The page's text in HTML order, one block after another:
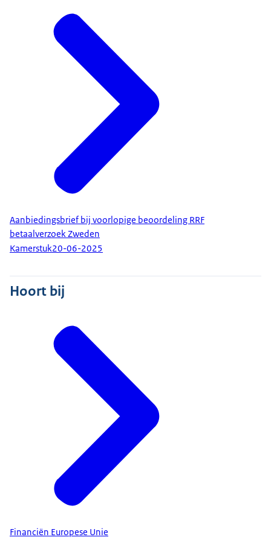
Aanbiedingsbrief bij voorlopige beoordeling RRF
betaalverzoek Zweden
Kamerstuk20-06-2025
Hoort bij
Financiën Europese Unie